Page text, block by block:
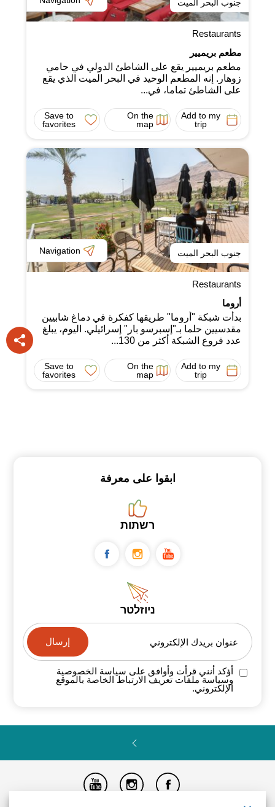
جنوب البحر الميت
Restaurants
مطعم بريميير
مطعم بريميير يقع على الشاطئ الدولي في حامي
زوهار. إنه المطعم الوحيد في البحر الميت الذي يقع
على الشاطئ تماما، في...
Add to my
trip
On the
map
Save to
favorites
جنوب البحر الميت Navigation
Restaurants
أروما
بدأت شبكة "أروما" طريقها كفكرة في دماغ شابيين
مقدسيين حلما بـ"إسبرسو بار" إسرائيلي. اليوم، يبلغ
عدد فروع الشبكة أكثر من 130...
Add to my
trip
On the
map
Save to
favorites
ابقوا على معرفة
רשתות
ניוזלטר
عنوان بريدك الإلكتروني
أؤكد أنني قرأت وأوافق على سياسة الخصوصية
وسياسة ملفات تعريف الارتباط الخاصة بالموقع
الإلكتروني.